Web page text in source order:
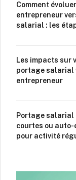
Comment
entrepreneur
salarial : les
Les impacts sur
portage salarial
entrepreneur
Portage salarial
courtes ou
pour activité